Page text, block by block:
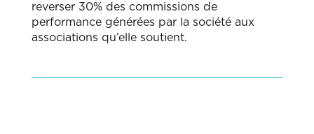
reverser 30% des commissions de
performance générées par la société aux
associations qu’elle soutient.